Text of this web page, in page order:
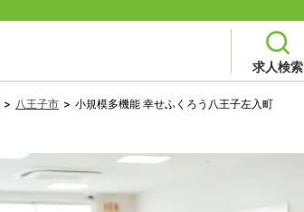
求人検索
> 八王子市 > 小規模多機能 幸せふくろう八王子左入町